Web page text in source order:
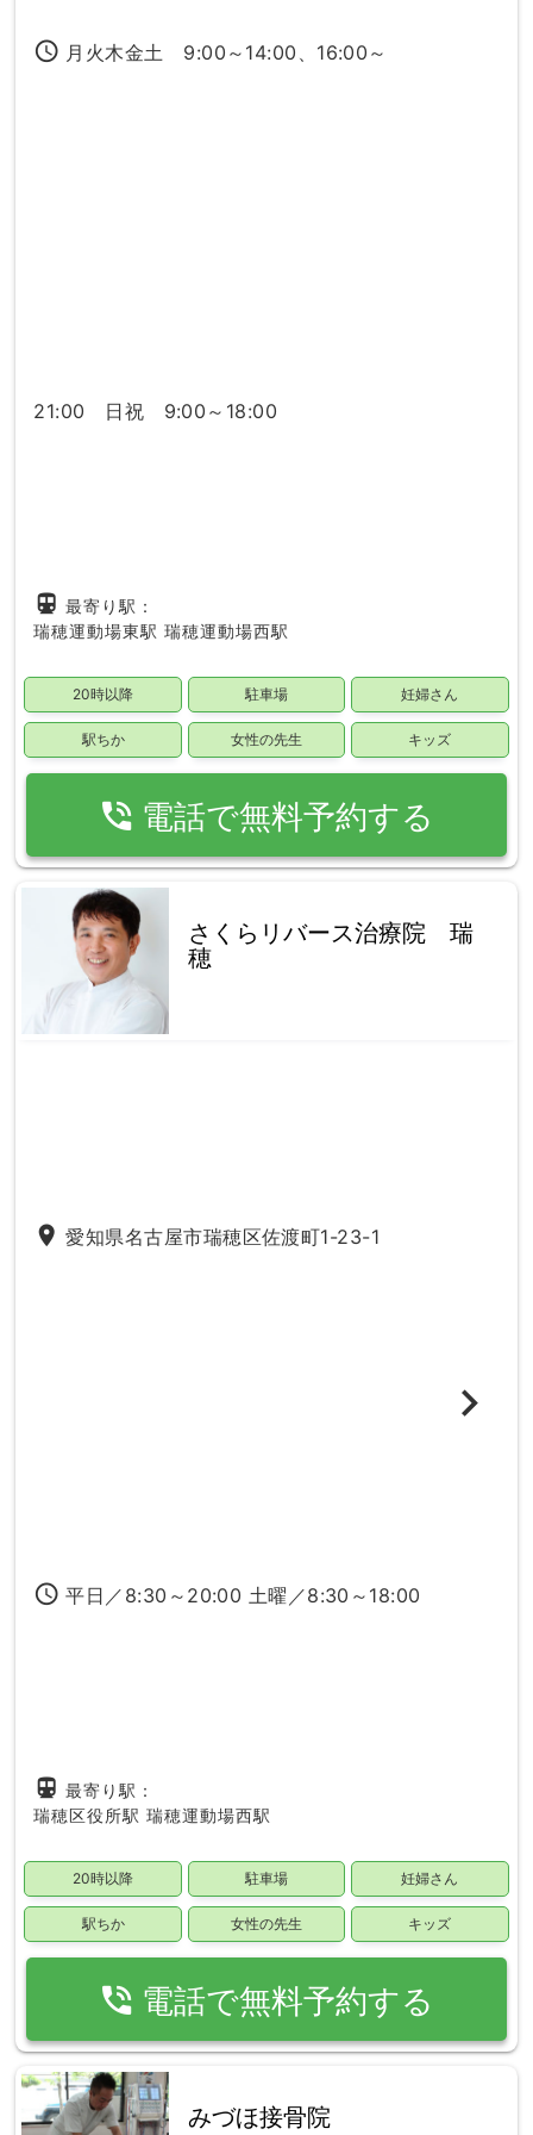
access_time 月火木金土 9:00～14:00、16:00～
21:00 日祝 9:00～18:00
directions_subway 最寄り駅：
瑞穂運動場東駅 瑞穂運動場西駅
20時以降 駐車場 妊婦さん
駅ちか 女性の先生 キッズ
phone_in_talk 電話で無料予約する
さくらリバース治療院 瑞
穂
place 愛知県名古屋市瑞穂区佐渡町1-23-1
access_time 平日／8:30～20:00 土曜／8:30～18:00
directions_subway 最寄り駅：
瑞穂区役所駅 瑞穂運動場西駅
20時以降 駐車場 妊婦さん
駅ちか 女性の先生 キッズ
phone_in_talk 電話で無料予約する
みづほ接骨院